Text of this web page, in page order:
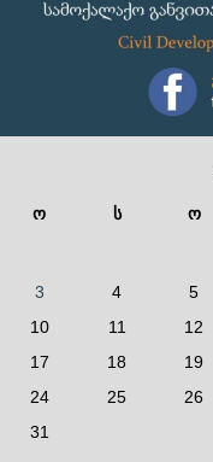
ო ს ო
3
4 5
10
11 12
17
18 19
24
25 26
31